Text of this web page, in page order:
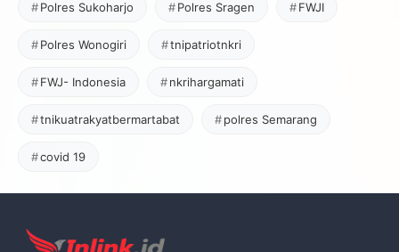
Polres Sukoharjo Polres Sragen FWJI
Polres Wonogiri tnipatriotnkri
FWJ- Indonesia nkrihargamati
tnikuatrakyatbermartabat polres Semarang
covid 19